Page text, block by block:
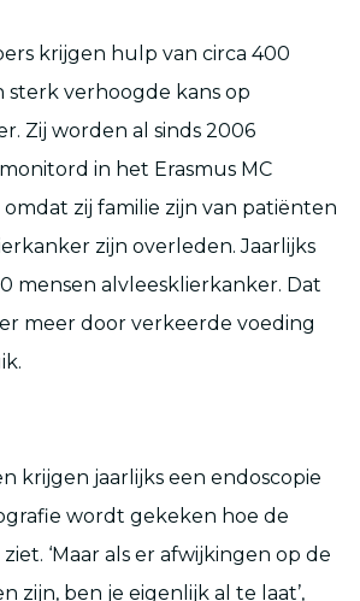
krijgen hulp van circa 400
sterk verhoogde kans op
Zij worden al sinds 2006
in het Erasmus MC
zij familie zijn van patiënten
zijn overleden. Jaarlijks
mensen alvleesklierkanker. Dat
meer door verkeerde voeding
krijgen jaarlijks een endoscopie
wordt gekeken hoe de
‘Maar als er afwijkingen op de
zijn, ben je eigenlijk al te laat’,